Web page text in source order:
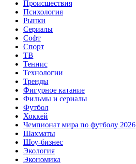
Происшествия
Психология
Рынки
Сериалы
Софт
Спорт
ТВ
Теннис
Технологии
Тренды
Фигурное катание
Фильмы и сериалы
Футбол
Хоккей
Чемпионат мира по футболу 2026
Шахматы
Шоу-бизнес
Экология
Экономика